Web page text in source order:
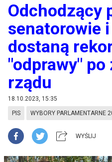
Odchodzący
senatorowie
dostaną
"odprawy"
rządu
18.10.2023, 15:35
PIS WYBORY PARLAMENTARNE
WYŚLIJ